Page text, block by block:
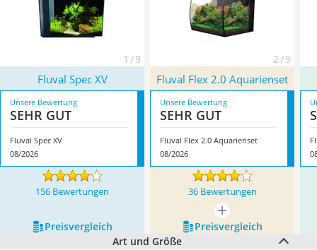
1 / 9 2 / 9
Fluval Spec XV Fluval Flex 2.0 Aquarienset
Unsere Bewertung
SEHR GUT
Fluval Spec XV
08/2026
Unsere Bewertung
SEHR GUT
Fluval Flex 2.0 Aquarienset
08/2026
156 Bewertungen 36 Bewertungen
mehr anzeigen
Preis­vergleich
Preis­vergleich
Art und Größe